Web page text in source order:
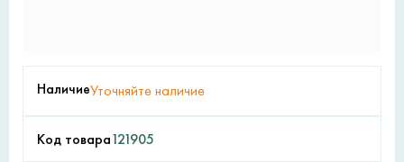
НаличиеУточняйте наличие
Код товара121905